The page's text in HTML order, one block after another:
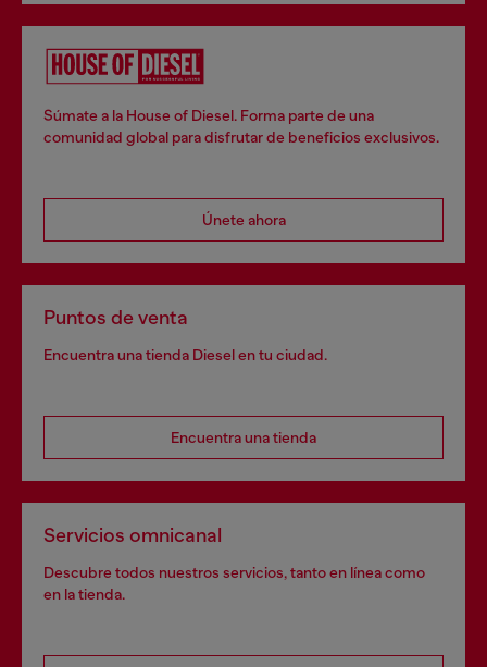
Súmate a la House of Diesel. Forma parte de una
comunidad global para disfrutar de beneficios exclusivos.
Únete ahora
Puntos de venta
Encuentra una tienda Diesel en tu ciudad.
Encuentra una tienda
Servicios omnicanal
Descubre todos nuestros servicios, tanto en línea como
en la tienda.